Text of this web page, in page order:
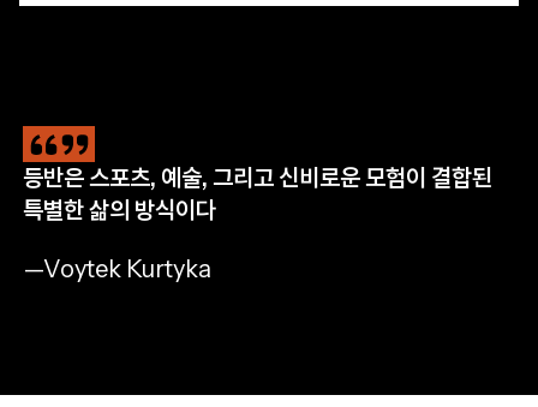
등반은 스포츠, 예술, 그리고 신비로운 모험이 결합된
특별한 삶의 방식이다
—Voytek Kurtyka
CLIMB
완등을 위한 필수 장비
SHOP NOW
HIKE
자연으로 나아갈 완벽한 준비
SHOP NOW
RUN
멈추지 않는 산악 트레일 러닝
SHOP NOW
APPAREL
모든 아웃도어 모험을 위해
SHOP MEN'S